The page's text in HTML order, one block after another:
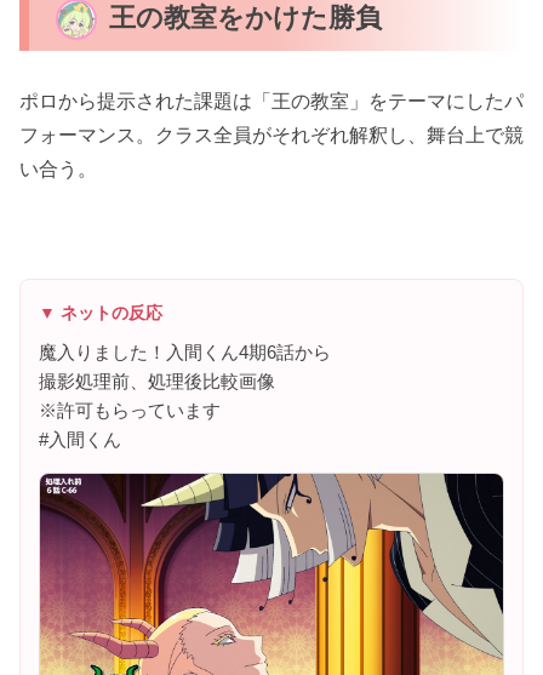
王の教室をかけた勝負
ポロから提示された課題は「王の教室」をテーマにしたパ
フォーマンス。クラス全員がそれぞれ解釈し、舞台上で競
い合う。
▼ ネットの反応
魔入りました！入間くん4期6話から
撮影処理前、処理後比較画像
※許可もらっています
#入間くん